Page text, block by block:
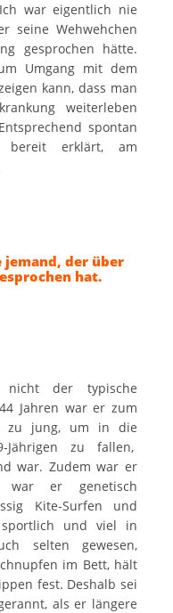
war eigentlich nie
seine Wehwehchen
gesprochen hätte.
Umgang mit dem
kann, dass man
weiterleben
spontan
erklärt, am
der über
hat.
der typische
Jahren war er zum
zu jung, um in die
zu fallen,
war. Zudem war er
war er genetisch
Kite-Surfen und
sportlich und viel in
selten gewesen,
im Bett, hält
fest. Deshalb sei
als er längere